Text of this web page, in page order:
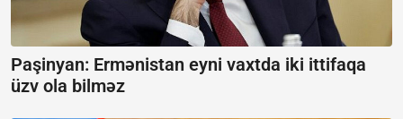
Paşinyan: Ermənistan eyni vaxtda iki ittifaqa
üzv ola bilməz